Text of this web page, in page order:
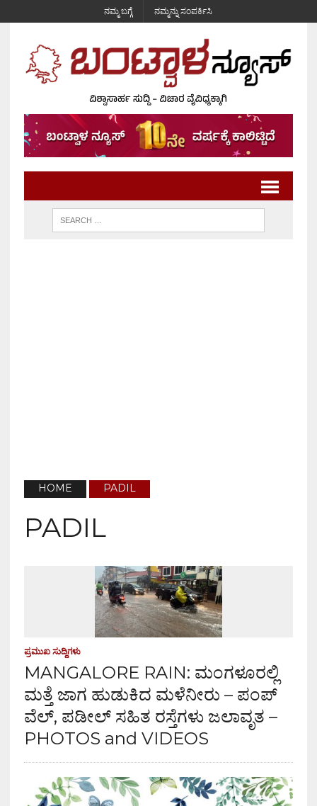
ನಮ್ಮ ಬಗ್ಗೆ ನಮ್ಮನ್ನು ಸಂಪರ್ಕಿಸಿ
HOME PADIL
PADIL
ಪ್ರಮುಖ ಸುದ್ದಿಗಳು
MANGALORE RAIN: ಮಂಗಳೂರಲ್ಲಿ
ಮತ್ತೆ ಜಾಗ ಹುಡುಕಿದ ಮಳೆನೀರು – ಪಂಪ್
ವೆಲ್, ಪಡೀಲ್ ಸಹಿತ ರಸ್ತೆಗಳು ಜಲಾವೃತ –
PHOTOS and VIDEOS